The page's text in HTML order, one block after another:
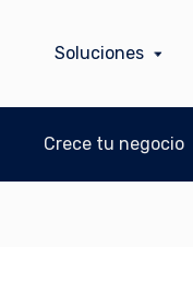
Soluciones
Crece tu negocio